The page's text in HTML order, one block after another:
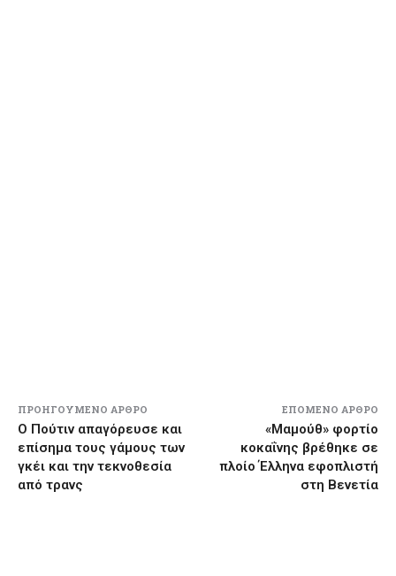
ΠΡΟΗΓΟΎΜΕΝΟ ΆΡΘΡΟ
Ο Πούτιν απαγόρευσε και
επίσημα τους γάμους των
γκέι και την τεκνοθεσία
από τρανς
ΕΠΌΜΕΝΟ ΆΡΘΡΟ
«Μαμούθ» φορτίο
κοκαΐνης βρέθηκε σε
πλοίο Έλληνα εφοπλιστή
στη Βενετία